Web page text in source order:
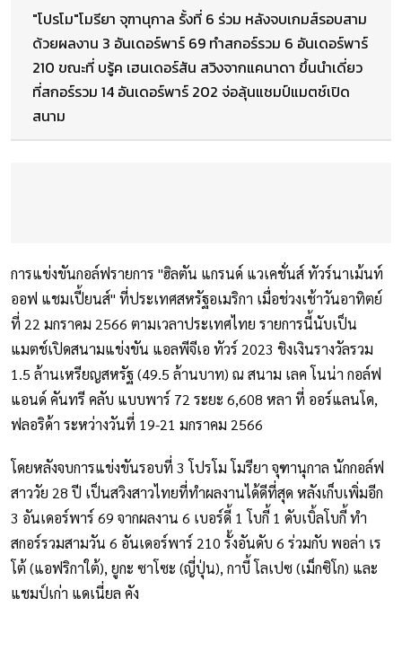
"โปรโม"โมรียา จุฑานุกาล รั้งที่ 6 ร่วม หลังจบเกมส์รอบสาม
ด้วยผลงาน 3 อันเดอร์พาร์ 69 ทำสกอร์รวม 6 อันเดอร์พาร์
210 ขณะที่ บรู้ค เฮนเดอร์สัน สวิงจากแคนาดา ขึ้นนำเดี่ยว
ที่สกอร์รวม 14 อันเดอร์พาร์ 202 จ่อลุ้นแชมป์แมตช์เปิด
สนาม
การแข่งขันกอล์ฟรายการ "ฮิลตัน แกรนด์ แวเคชั่นส์ ทัวร์นาเม้นท์
ออฟ แชมเปี้ยนส์" ที่ประเทศสหรัฐอเมริกา เมื่อช่วงเช้าวันอาทิตย์
ที่ 22 มกราคม 2566 ตามเวลาประเทศไทย รายการนี้นับเป็น
แมตช์เปิดสนามแข่งขัน แอลพีจีเอ ทัวร์ 2023 ชิงเงินรางวัลรวม
1.5 ล้านเหรียญสหรัฐ (49.5 ล้านบาท) ณ สนาม เลค โนน่า กอล์ฟ
แอนด์ คันทรี คลับ แบบพาร์ 72 ระยะ 6,608 หลา ที่ ออร์แลนโด,
ฟลอริด้า ระหว่างวันที่ 19-21 มกราคม 2566
โดยหลังจบการแข่งขันรอบที่ 3 โปรโม โมรียา จุฑานุกาล นักกอล์ฟ
สาววัย 28 ปี เป็นสวิงสาวไทยที่ทำผลงานได้ดีที่สุด หลังเก็บเพิ่มอีก
3 อันเดอร์พาร์ 69 จากผลงาน 6 เบอร์ดี้ 1 โบกี้ 1 ดับเบิ้ลโบกี้ ทำ
สกอร์รวมสามวัน 6 อันเดอร์พาร์ 210 รั้งอันดับ 6 ร่วมกับ พอล่า เร
โต้ (แอฟริกาใต้), ยูกะ ซาโซะ (ญี่ปุ่น), กาบี้ โลเปซ (เม็กซิโก) และ
แชมป์เก่า แดเนี่ยล คัง